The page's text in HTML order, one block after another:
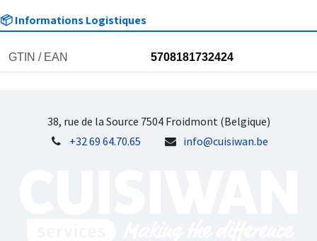
📦 Informations Logistiques
GTIN / EAN 5708181732424
38, rue de la Source 7504 Froidmont (Belgique)
+32 69 64.70.65
info@cuisiwan.be